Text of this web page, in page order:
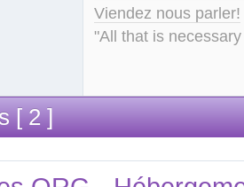
Viendez nous parler!
"All that is
[ 2 ]